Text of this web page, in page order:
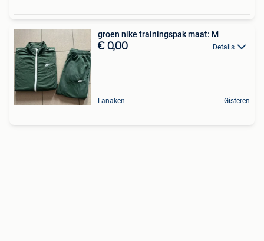
groen nike trainingspak maat: M
€ 0,00 Details
Lanaken Gisteren